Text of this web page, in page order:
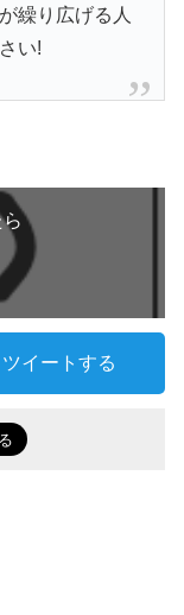
繰り広げる人
い!
ツイートする